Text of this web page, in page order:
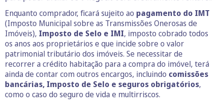
Enquanto comprador, ficará sujeito ao pagamento do IMT
(Imposto Municipal sobre as Transmissões Onerosas de
Imóveis), Imposto de Selo e IMI, imposto cobrado todos
os anos aos proprietários e que incide sobre o valor
patrimonial tributário dos imóveis. Se necessitar de
recorrer a crédito habitação para a compra do imóvel, terá
ainda de contar com outros encargos, incluindo comissões
bancárias, Imposto de Selo e seguros obrigatórios,
como o caso do seguro de vida e multirriscos.